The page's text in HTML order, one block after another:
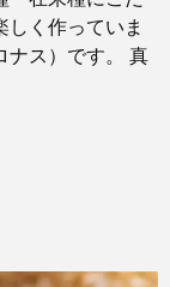
く作っていま
ナス）です。 真